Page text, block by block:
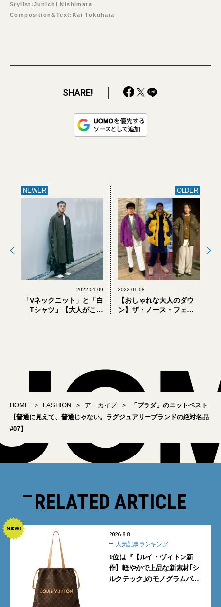
Stylist:Junichi Nishimata
Composition&Text:Kai Tokuhara
SHARE!
NEWER
2022.01.09
「Vネックニット」と「白
Tシャツ」【大人がこの
OLDER
2022.01.08
【おしゃれな大人のダウ
ン】ザ・ノース・フェイ
HOME FASHION アーカイブ
「プラダ」のニットベスト
【普通に見えて、普通じゃない。ラグジュアリーブランドの絶対名品
#07】
RELATED ARTICLE
2026.8.8
人気記事ランキング
1位は『【ルイ・ヴィトン新
作】軽やかで上品な新素材｢シ
ルクテック｣のモノグラムバッ